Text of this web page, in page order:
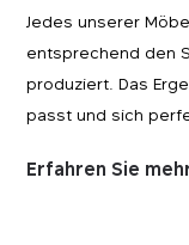
Jedes unserer
entsprechend den
produziert. Das
passt und sich
Erfahren Sie